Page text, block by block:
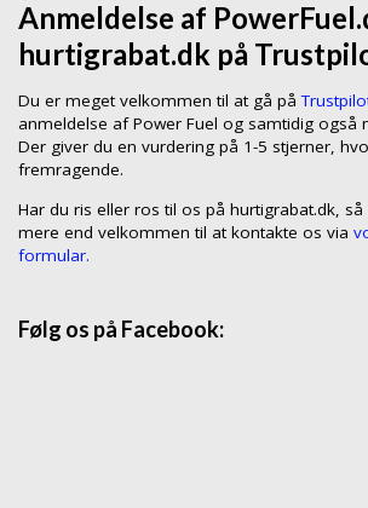
Anmeldelse af
hurtigrabat.dk på
Du er meget velkommen til at gå på
anmeldelse af Power Fuel og samtidig også
Der giver du en vurdering på 1-5 stjerner,
fremragende.
Har du ris eller ros til os på hurtigrabat.dk,
mere end velkommen til at kontakte os via
formular.
Følg os på Facebook: